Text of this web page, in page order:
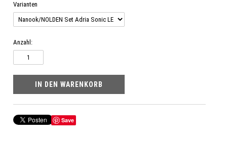
Varianten
Anzahl:
Save